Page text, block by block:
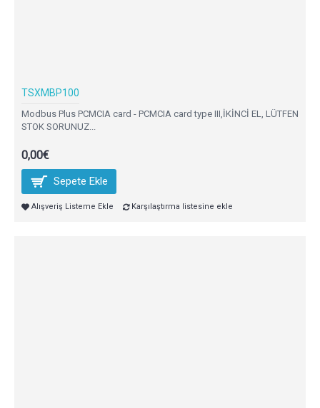
TSXMBP100
Modbus Plus PCMCIA card - PCMCIA card type III,İKİNCİ EL, LÜTFEN
STOK SORUNUZ...
0,00€
Sepete Ekle
Alışveriş Listeme Ekle Karşılaştırma listesine ekle